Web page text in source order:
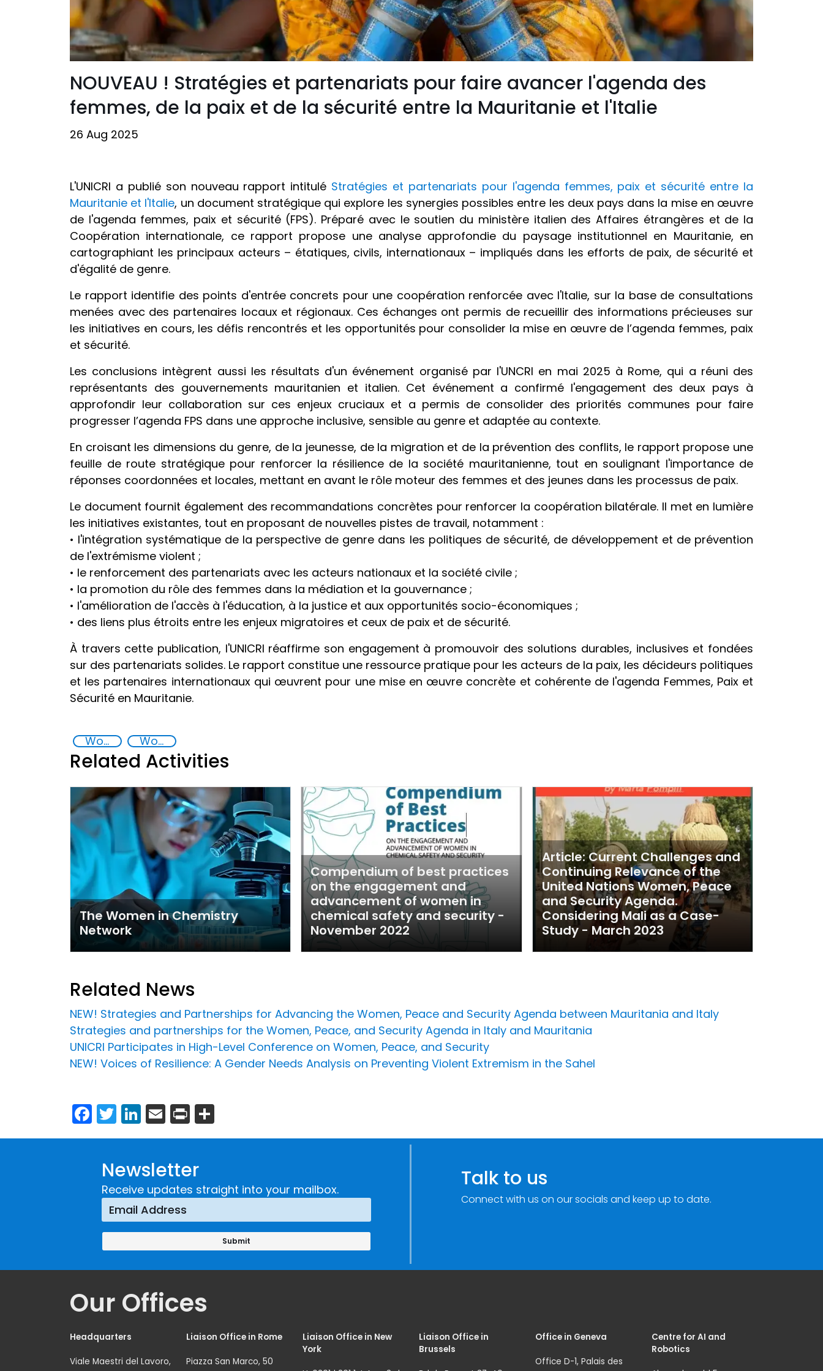
NOUVEAU ! Stratégies et partenariats pour faire avancer l'agenda des
femmes, de la paix et de la sécurité entre la Mauritanie et l'Italie
26 Aug 2025
L'UNICRI a publié son nouveau rapport intitulé Stratégies et partenariats pour l'agenda femmes, paix et sécurité entre la
Mauritanie et l'Italie, un document stratégique qui explore les synergies possibles entre les deux pays dans la mise en œuvre
de l'agenda femmes, paix et sécurité (FPS). Préparé avec le soutien du ministère italien des Affaires étrangères et de la
Coopération internationale, ce rapport propose une analyse approfondie du paysage institutionnel en Mauritanie, en
cartographiant les principaux acteurs – étatiques, civils, internationaux – impliqués dans les efforts de paix, de sécurité et
d'égalité de genre.
Le rapport identifie des points d'entrée concrets pour une coopération renforcée avec l'Italie, sur la base de consultations
menées avec des partenaires locaux et régionaux. Ces échanges ont permis de recueillir des informations précieuses sur
les initiatives en cours, les défis rencontrés et les opportunités pour consolider la mise en œuvre de l’agenda femmes, paix
et sécurité.
Les conclusions intègrent aussi les résultats d'un événement organisé par l'UNCRI en mai 2025 à Rome, qui a réuni des
représentants des gouvernements mauritanien et italien. Cet événement a confirmé l'engagement des deux pays à
approfondir leur collaboration sur ces enjeux cruciaux et a permis de consolider des priorités communes pour faire
progresser l’agenda FPS dans une approche inclusive, sensible au genre et adaptée au contexte.
En croisant les dimensions du genre, de la jeunesse, de la migration et de la prévention des conflits, le rapport propose une
feuille de route stratégique pour renforcer la résilience de la société mauritanienne, tout en soulignant l'importance de
réponses coordonnées et locales, mettant en avant le rôle moteur des femmes et des jeunes dans les processus de paix.
Le document fournit également des recommandations concrètes pour renforcer la coopération bilatérale. Il met en lumière
les initiatives existantes, tout en proposant de nouvelles pistes de travail, notamment :
• l'intégration systématique de la perspective de genre dans les politiques de sécurité, de développement et de prévention
de l'extrémisme violent ;
• le renforcement des partenariats avec les acteurs nationaux et la société civile ;
• la promotion du rôle des femmes dans la médiation et la gouvernance ;
• l'amélioration de l'accès à l'éducation, à la justice et aux opportunités socio-économiques ;
• des liens plus étroits entre les enjeux migratoires et ceux de paix et de sécurité.
À travers cette publication, l'UNICRI réaffirme son engagement à promouvoir des solutions durables, inclusives et fondées
sur des partenariats solides. Le rapport constitue une ressource pratique pour les acteurs de la paix, les décideurs politiques
et les partenaires internationaux qui œuvrent pour une mise en œuvre concrète et cohérente de l'agenda Femmes, Paix et
Sécurité en Mauritanie.
Women, peace and security Women empowerment
Related Activities
The Women in Chemistry
Network
Compendium of best practices
on the engagement and
advancement of women in
chemical safety and security -
November 2022
Article: Current Challenges and
Continuing Relevance of the
United Nations Women, Peace
and Security Agenda.
Considering Mali as a Case-
Study - March 2023
Related News
NEW! Strategies and Partnerships for Advancing the Women, Peace and Security Agenda between Mauritania and Italy
Strategies and partnerships for the Women, Peace, and Security Agenda in Italy and Mauritania
UNICRI Participates in High-Level Conference on Women, Peace, and Security
NEW! Voices of Resilience: A Gender Needs Analysis on Preventing Violent Extremism in the Sahel
Facebook
Twitter
LinkedIn
Email
Print
Newsletter
Receive updates straight into your mailbox. Talk to us
Connect with us on our socials and keep up to date.
Our Offices
Headquarters
Viale Maestri del Lavoro,
Liaison Office in Rome
Piazza San Marco, 50
Liaison Office in New
York
Liaison Office in
Brussels
Office in Geneva
Office D-1, Palais des
Centre for AI and
Robotics